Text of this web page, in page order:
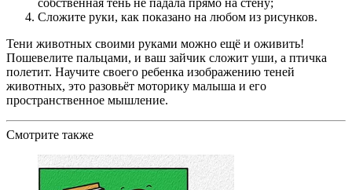
собственная тень не падала прямо на стену;
Сложите руки, как показано на любом из рисунков.
Тени животных своими руками можно ещё и оживить!
Пошевелите пальцами, и ваш зайчик сложит уши, а птичка
полетит. Научите своего ребенка изображению теней
животных, это разовьёт моторику малыша и его
пространственное мышление.
Смотрите также